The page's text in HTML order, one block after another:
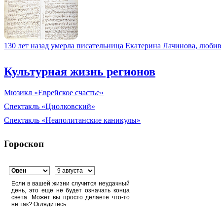
130 лет назад умерла писательница Екатерина Лачинова,
Культурная жизнь регионов
Мюзикл «Еврейское счастье»
Спектакль «Циолковский»
Спектакль «Неаполитанские каникулы»
Гороскоп
Если в вашей жизни случится неудачный
день, это еще не будет означать конца
света. Может вы просто делаете что-то
не так? Оглядитесь.